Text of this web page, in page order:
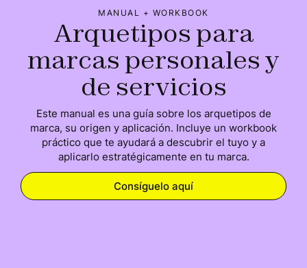
MANUAL + WORKBOOK
Arquetipos para
marcas personales y
de servicios
Este manual es una guía sobre los arquetipos de
marca, su origen y aplicación. Incluye un workbook
práctico que te ayudará a descubrir el tuyo y a
aplicarlo estratégicamente en tu marca.
Consíguelo aquí